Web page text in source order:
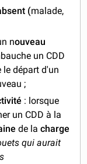
(malade,
nouveau
un CDD
le départ d'un
;
: lorsque
un CDD à la
de lacharge
qui aurait